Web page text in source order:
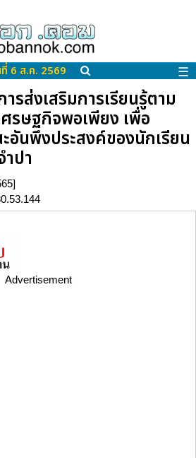
6 ส.ค. 2569 ☰
ารส่งเสริมการเรียนรู้ตาม
รษฐกิจพอเพียง เพื่อ
พึงประสงค์ของนักเรียน
ำปา
Advertisement